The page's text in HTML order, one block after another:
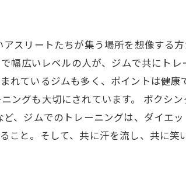
スリートたちが集う場所を想像する
幅広いレベルの人が、ジムで共にト
れているジムも多く、ポイントは健康
ングも大切にされています。 ボクシ
、ジムでのトレーニングは、ダイエ
こと。そして、共に汗を流し、共に笑